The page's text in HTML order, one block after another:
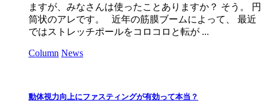
ますが、みなさんは使ったことありますか？ そう。 円
筒状のアレです。 近年の筋膜ブームによって、 最近
ではストレッチポールをコロコロと転が ...
Column News
動体視力向上にファスティングが有効って本当？